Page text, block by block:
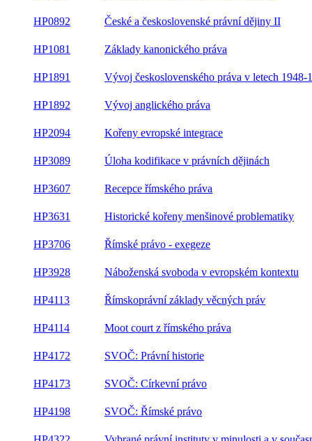
HP0892 České a československé právní dějiny II
HP1081 Základy kanonického práva
HP1891 Vývoj československého práva v letech 1948-
HP1892 Vývoj anglického práva
HP2094 Kořeny evropské integrace
HP3089 Úloha kodifikace v právních dějinách
HP3607 Recepce římského práva
HP3631 Historické kořeny menšinové problematiky
HP3706 Římské právo - exegeze
HP3928 Náboženská svoboda v evropském kontextu
HP4113 Římskoprávní základy věcných práv
HP4114 Moot court z římského práva
HP4172 SVOČ: Právní historie
HP4173 SVOČ: Církevní právo
HP4198 SVOČ: Římské právo